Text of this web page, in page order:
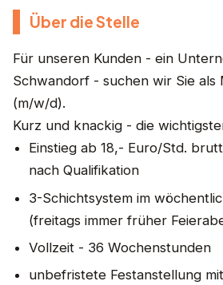
Über die Stelle
Für unseren Kunden - ein
Schwandorf - suchen wir Sie als
(m/w/d).
Kurz und knackig - die
Einstieg ab 18,- Euro/Std.
nach Qualifikation
3-Schichtsystem im
(freitags immer früher
Vollzeit - 36 Wochenstunden
unbefristete Festanstellung